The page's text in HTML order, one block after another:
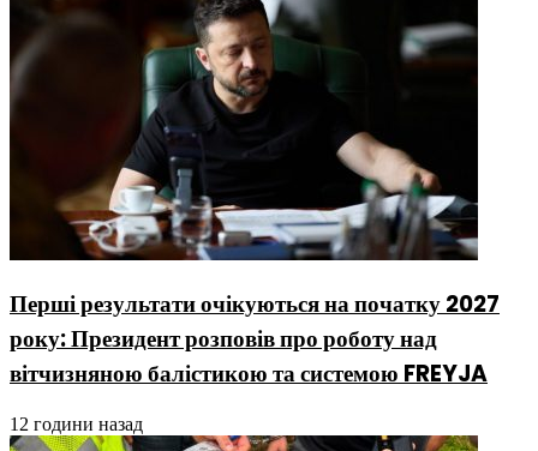
Перші результати очікуються на початку 2027
року: Президент розповів про роботу над
вітчизняною балістикою та системою FREYJA
12 години назад